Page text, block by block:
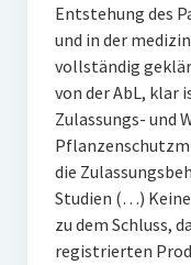
Entstehung des
und in der
vollständig
von der AbL, klar
Zulassungs- und
die
Studien (…)
zu dem Schluss,
registrierten